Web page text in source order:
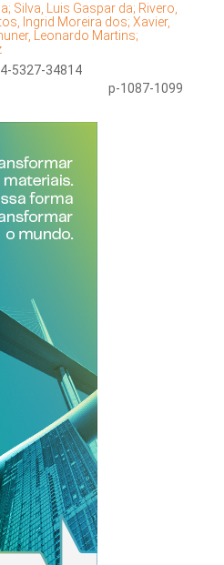
Silva, Luis Gaspar da; Rivero,
Ingrid Moreira dos; Xavier,
Leonardo Martins;
5327-34814
p-1087-1099